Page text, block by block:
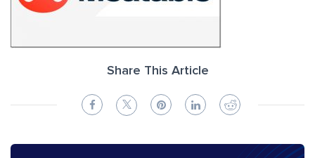
Share This Article